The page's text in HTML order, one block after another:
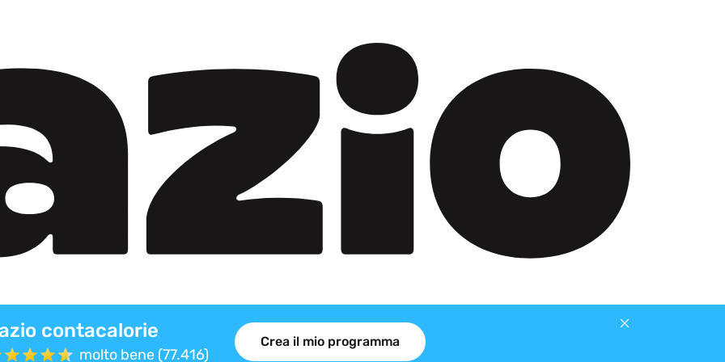
contacalorie
molto bene (77.416)
Crea il mio programma